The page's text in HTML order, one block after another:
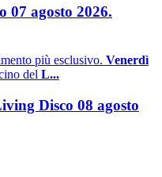
07 agosto 2026.
più esclusivo. Venerdì
del L...
Disco 08 agosto